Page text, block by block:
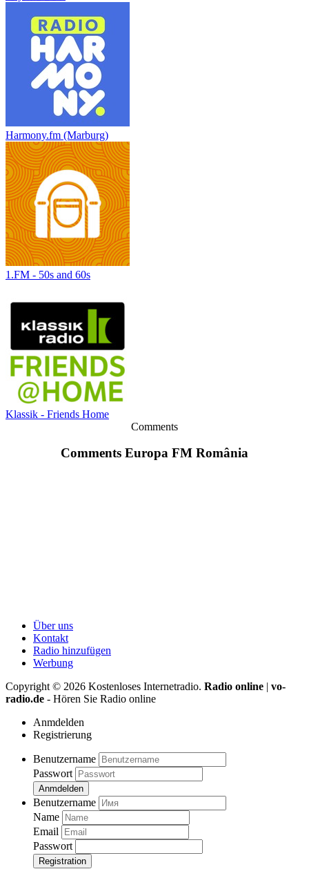
Harmony.fm (Marburg)
1.FM - 50s and 60s
Klassik - Friends Home
Comments
Comments Europa FM România
Über uns
Kontakt
Radio hinzufügen
Werbung
Copyright © 2026 Kostenloses Internetradio. Radio online | vo-
radio.de - Hören Sie Radio online
Anmdelden
Registrierung
Benutzername
Passwort
Anmdelden
Benutzername
Name
Email
Passwort
Registration